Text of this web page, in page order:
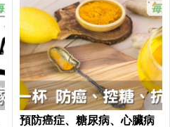
預防癌症、糖尿病、心臟病